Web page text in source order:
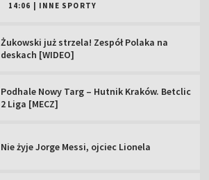
14:06 INNE SPORTY
Żukowski już strzela! Zespół Polaka na
deskach [WIDEO]
Podhale Nowy Targ – Hutnik Kraków. Betclic
2 Liga [MECZ]
Nie żyje Jorge Messi, ojciec Lionela